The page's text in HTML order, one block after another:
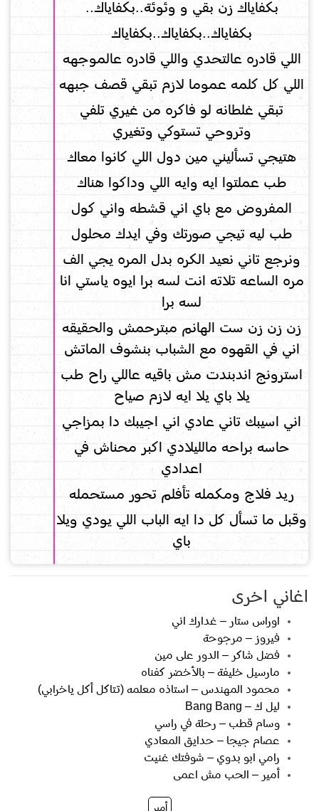
بكفاياك زن بقي و وئوئة..بكفاياك..
بكفاياك..بكفاياك..بكفاياك
اللي قادره عالتحدي واللي قادره عالموجهه
اللي كل كلمه عموما لازم تبقي قصف جبهه
تبقي غلطانه لو فاكره من غيري تلفي
وتروحي تستوكي وتغيري
هتيجي تسأليني مين دول اللي كانوا معاك
طب عملتوا ايه وايه اللي وداكوا هناك
المفروض مع باي اني قشطه واني كول
طب ليه تيجي صورتك وفي ايدك محلول
ونرجع تاني نعيد الكره بدل المره يجي الف
مره الساعه تلاته انت لسه برا ايوه ياستي انا
لسه برا
زن زن زن ست الهانم مبترحمش والحقيقه
اني في القهوه مع الشباب بنشوف الماتش
استرونج اندبندت مش باقيه عاللي راح طب
يلا باي يلا ايه لازم صياح
اني اسيبك تاني عادي اني اجيبك دا بمزاجي
حاسه براحه مالليلادي اكبر محناش في
اعدادي
ريد فلاج ومكمله تأفلم تحور مستحمله
وقبل ما تسأل كل دا ايه الباب اللي يودي ويلا
باي
اغاني اخرى
اوراس ستار – غدارك اني
فيروز – مرجوحة
فضل شاكر – الدور على مين
مارسيل خليفة – بالأخضر كفناه
محمود المهندس – استاذه معلمه (تتاكل أكل ياخرابي)
ليل ك – Bang Bang
وسام قطب – رحلة في راسي
عصام جيجا – حدايق المعادي
رامي ابو بدوي – شوفتك غنيت
أمير – الحب مش اعمى
أمير